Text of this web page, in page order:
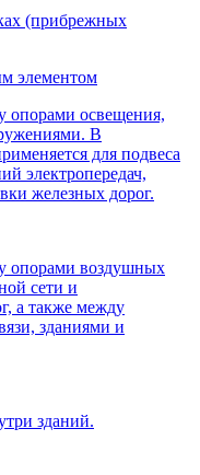
(прибрежных
элементом
опорами освещения,
В
для подвеса
электропередач,
железных дорог.
опорами воздушных
сети и
а также между
зданиями и
зданий.